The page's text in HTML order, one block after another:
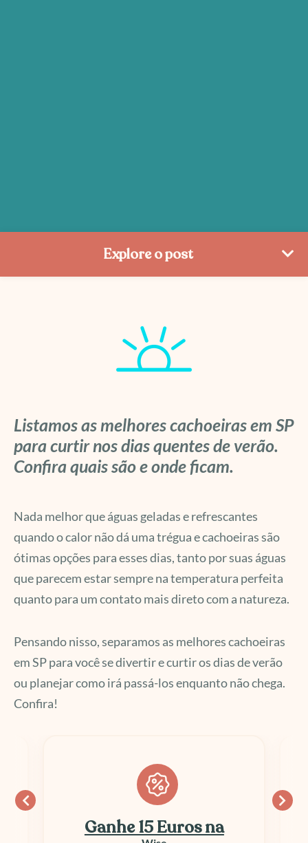
Explore o post
Listamos as melhores cachoeiras em SP
para curtir nos dias quentes de verão.
Confira quais são e onde ficam.
Nada melhor que águas geladas e refrescantes
quando o calor não dá uma trégua e cachoeiras são
ótimas opções para esses dias, tanto por suas águas
que parecem estar sempre na temperatura perfeita
quanto para um contato mais direto com a natureza.
Pensando nisso, separamos as melhores cachoeiras
em SP para você se divertir e curtir os dias de verão
ou planejar como irá passá-los enquanto não chega.
Confira!
Ganhe 15 Euros na